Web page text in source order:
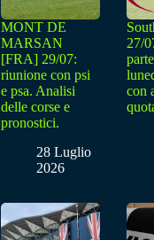
MONT DE
MARSAN
[FRA] 29/07:
riunione con psi
e psa. Analisi
delle corse e
pronostici.
28 Luglio
2026
27/
con